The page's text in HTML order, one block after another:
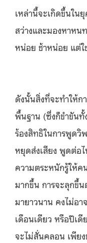
เหล่านี้จะเกิดขึ้นใ
สว่างและมองหาหน
หน่อย ช้าหน่อย แต่ใ
ดังนั้นสิ่งที่จะทำให้
พื้นฐาน (ซึ่งก็ขำขันทั้
ร้องสิทธิในการพูดวิ
หยุดส่งเสียง พูดต่อไ
ความตระหนักรู้ให้ค
มากขึ้น การจะลุกขึ้
มายาวนาน คงไม่อ
เดือนเดียว หรือปีเ
จะไม่สั่นคลอน เพีย